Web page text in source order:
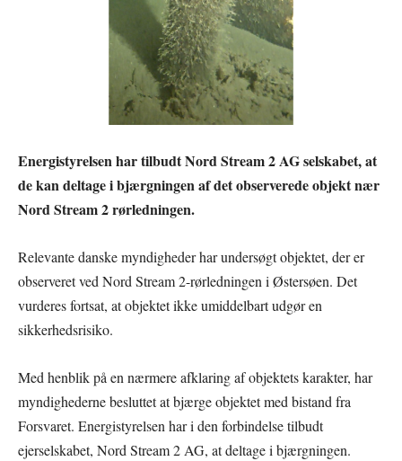
Energistyrelsen har tilbudt Nord Stream 2 AG selskabet, at
de kan deltage i bjærgningen af det observerede objekt nær
Nord Stream 2 rørledningen.
Relevante danske myndigheder har undersøgt objektet, der er
observeret ved Nord Stream 2-rørledningen i Østersøen. Det
vurderes fortsat, at objektet ikke umiddelbart udgør en
sikkerhedsrisiko.
Med henblik på en nærmere afklaring af objektets karakter, har
myndighederne besluttet at bjærge objektet med bistand fra
Forsvaret. Energistyrelsen har i den forbindelse tilbudt
ejerselskabet, Nord Stream 2 AG, at deltage i bjærgningen.